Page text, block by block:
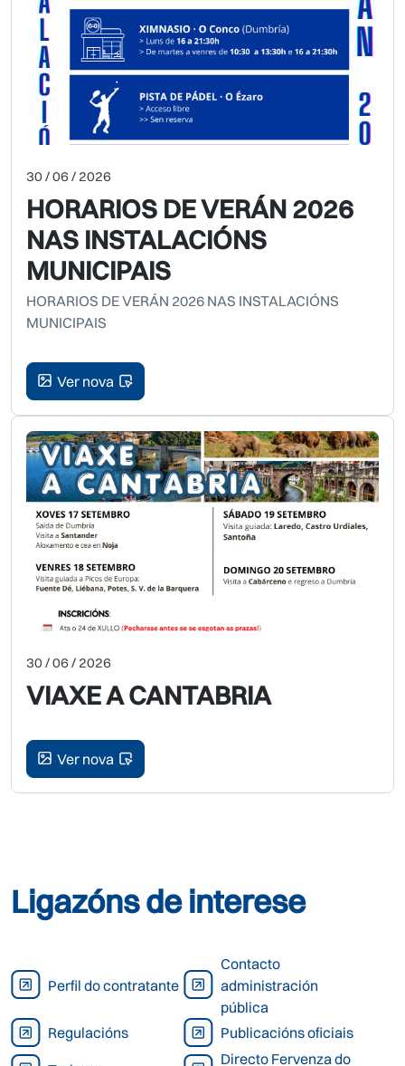
30 / 06 / 2026
HORARIOS DE VERÁN 2026
NAS INSTALACIÓNS
MUNICIPAIS
HORARIOS DE VERÁN 2026 NAS INSTALACIÓNS
MUNICIPAIS
Ver nova
30 / 06 / 2026
VIAXE A CANTABRIA
Ver nova
Ligazóns de interese
Perfil do contratante
Contacto
administración
pública
Regulacións
Publicacións oficiais
Directo Fervenza do